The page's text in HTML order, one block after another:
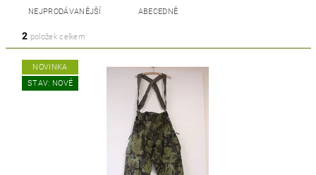
NEJPRODÁVANĚJŠÍ ABECEDNĚ
2 položek celkem
NOVINKA
STAV: NOVÉ